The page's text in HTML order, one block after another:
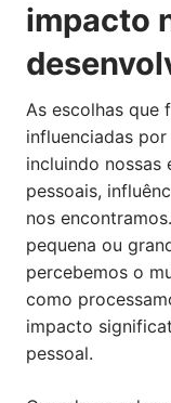
impacto
As escolhas que
influenciadas
incluindo nossas
pessoais,
nos
pequena ou
percebemos o
como
impacto
pessoal.